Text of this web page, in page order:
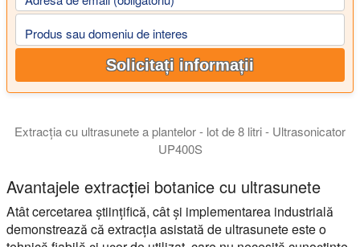
Produs sau domeniu de interes
Solicitați informații
Extracția cu ultrasunete a plantelor - lot de 8 litri - Ultrasonicator
UP400S
Avantajele extracției botanice cu ultrasunete
Atât cercetarea științifică, cât și implementarea industrială
demonstrează că extracția asistată de ultrasunete este o